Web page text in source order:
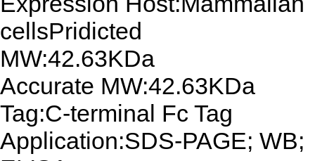
cellsPridicted
MW:42.63KDa
Accurate MW:42.63KDa
Tag:C-terminal Fc Tag
Application:SDS-PAGE; WB;